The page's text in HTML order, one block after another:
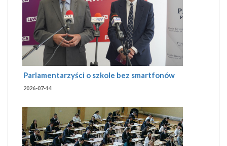
Parlamentarzyści o szkole bez smartfonów
2026-07-14